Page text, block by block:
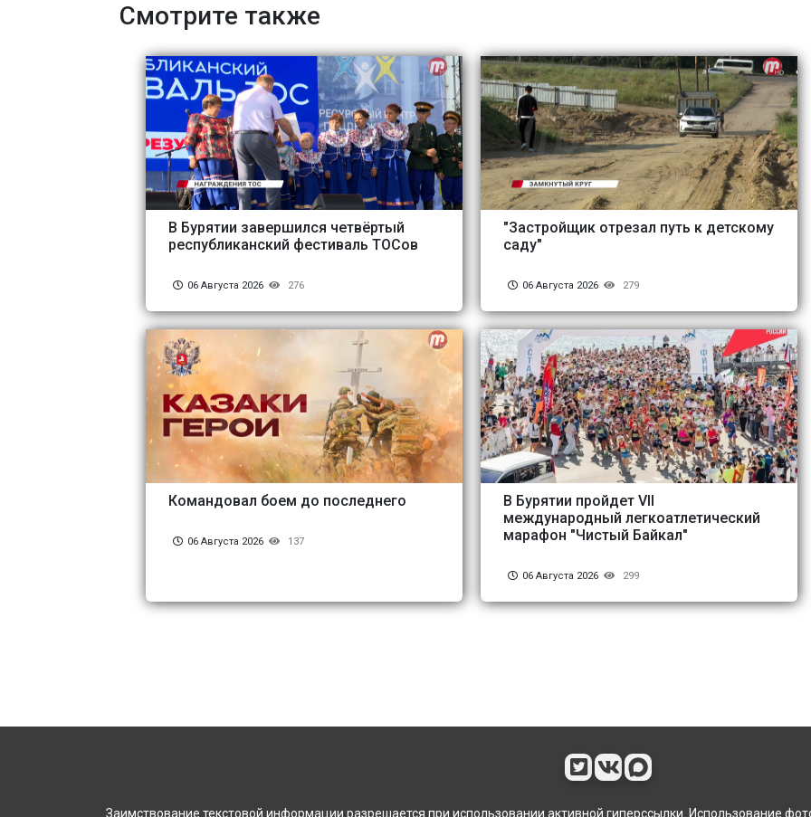
Смотрите также
В Бурятии завершился четвёртый
республиканский фестиваль ТОСов
06 Августа 2026 276
"Застройщик отрезал путь к детскому
саду"
06 Августа 2026 279
Командовал боем до последнего
06 Августа 2026 137
В Бурятии пройдет VII
международный легкоатлетический
марафон "Чистый Байкал"
06 Августа 2026 299
Заимствование текстовой информации разрешается при использовании активной гиперссылки. Использование